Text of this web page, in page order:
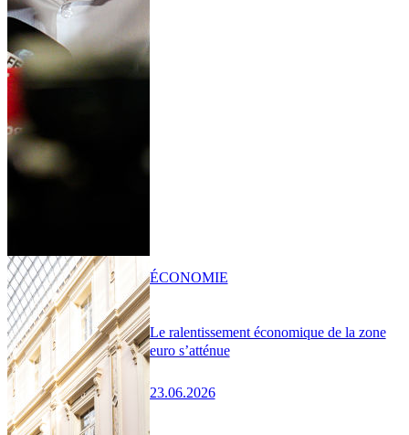
Le ralentissement économique de la zone
euro s’atténue
23.06.2026
ÉCONOMIE